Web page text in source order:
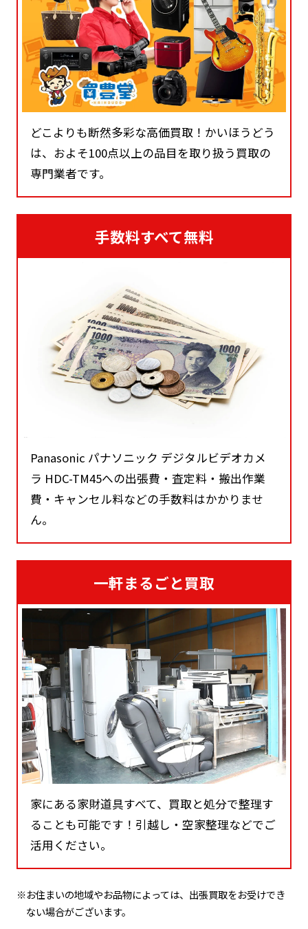
どこよりも断然多彩な高価買取！かいほうどう
は、およそ100点以上の品目を取り扱う買取の
専門業者です。
手数料すべて無料
Panasonic パナソニック デジタルビデオカメ
ラ HDC-TM45への出張費・査定料・搬出作業
費・キャンセル料などの手数料はかかりませ
ん。
一軒まるごと買取
家にある家財道具すべて、買取と処分で整理す
ることも可能です！引越し・空家整理などでご
活用ください。
※お住まいの地域やお品物によっては、出張買取をお受けでき
ない場合がございます。